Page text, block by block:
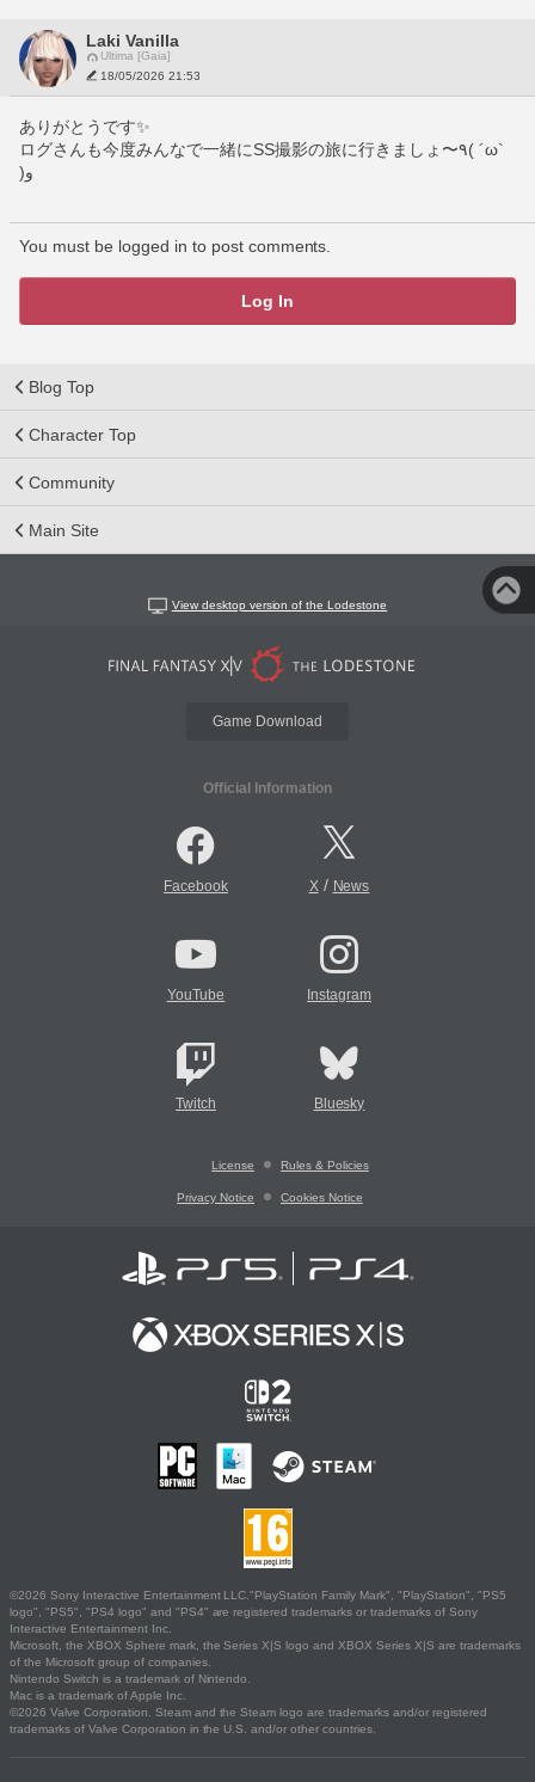
Laki Vanilla
Ultima [Gaia]
18/05/2026 21:53
ありがとうです✨️
ログさんも今度みんなで一緒にSS撮影の旅に行きましょ〜٩( ´ω`
)و
You must be logged in to post comments.
Log In
Blog Top
Character Top
Community
Main Site
View desktop version of the Lodestone
Game Download
Official Information
Facebook X/ News
YouTube Instagram
Twitch Bluesky
License Rules & Policies
Privacy Notice Cookies Notice
©2026 Sony Interactive Entertainment LLC."PlayStation Family Mark", "PlayStation", "PS5
logo", "PS5", "PS4 logo" and "PS4" are registered trademarks or trademarks of Sony
Interactive Entertainment Inc.
Microsoft, the XBOX Sphere mark, the Series X|S logo and XBOX Series X|S are trademarks
of the Microsoft group of companies.
Nintendo Switch is a trademark of Nintendo.
Mac is a trademark of Apple Inc.
©2026 Valve Corporation. Steam and the Steam logo are trademarks and/or registered
trademarks of Valve Corporation in the U.S. and/or other countries.